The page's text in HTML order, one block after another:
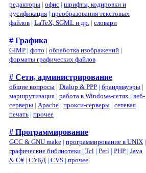
редакторы | офис | шрифты, кодировки и
русификация | преобразования текстовых
файлов | LaTeX, SGML и др. | словари
# Графика
GIMP | фото | обработка изображений |
форматы графических файлов
# Сети, администрирование
общие вопросы | Dialup & PPP | брандмауэры |
маршрутизация | работа в Windows-сетях | веб-
серверы | Apache | прокси-серверы | сетевая
печать | прочее
# Программирование
GCC & GNU make | программирование в UNIX |
графические библиотеки | Tcl | Perl | PHP | Java
& C# | СУБД | CVS | прочее